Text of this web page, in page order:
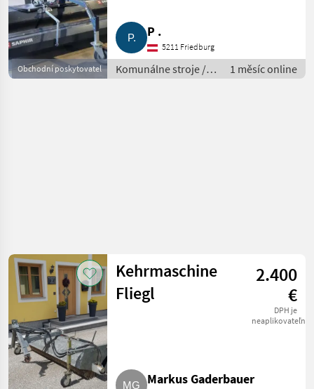
Obchodní poskytovatel
P .
5211 Friedburg
Komunálne stroje /
Zametací stroj
1 měsíc online
Kehrmaschine
Fliegl
2.400
€
DPH je
neaplikovateľné
Markus Gaderbauer